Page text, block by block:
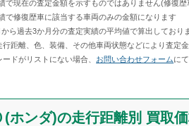
で現在の査定金額を示すものではありません(修復歴
で修復歴車に該当する車両のみの金額になります
ら過去3か月分の査定実績の平均値で算出しており
行距離、色、装備、その他車両状態などにより査定
ドがリストにない場合、 お問い合わせフォームに
(ホンダ)の走行距離別 買取